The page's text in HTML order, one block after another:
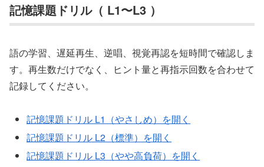
記憶課題ドリル（ L1〜L3 ）
語の学習、遅延再生、逆唱、視覚再認を短時間で確認しま
す。再生数だけでなく、ヒント量と再指示回数を合わせて
記録してください。
記憶課題ドリル L1（やさしめ）を開く
記憶課題ドリル L2（標準）を開く
記憶課題ドリル L3（やや高負荷）を開く